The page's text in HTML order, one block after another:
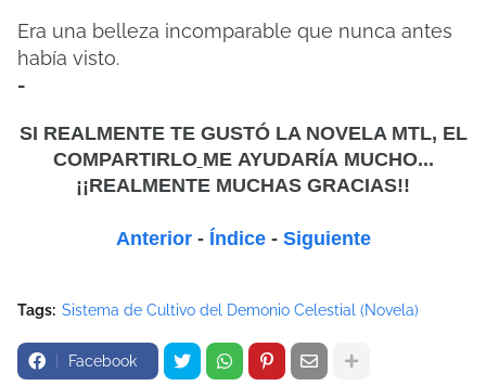
Era una belleza incomparable que nunca antes
había visto.
-
SI REALMENTE TE GUSTÓ LA NOVELA MTL, EL
COMPARTIRLO ME AYUDARÍA MUCHO...
¡¡REALMENTE MUCHAS GRACIAS!!
Anterior - Índice - Siguiente
Tags: Sistema de Cultivo del Demonio Celestial (Novela)
Facebook